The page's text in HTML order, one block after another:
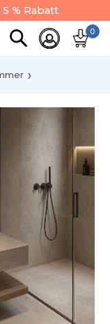
% Rabatt
0